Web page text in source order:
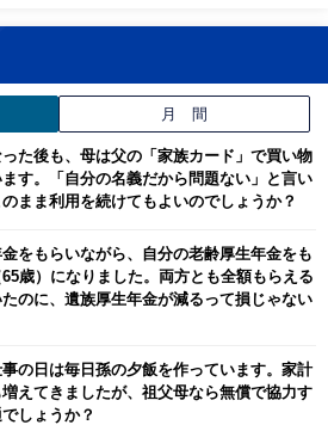
月 間
た後も、母は父の「家族カード」で買い物
す。「自分の名義だから問題ない」と言い
まま利用を続けてもよいのでしょうか？
をもらいながら、自分の老齢厚生年金をも
65歳）になりました。両方とも全額もらえる
たのに、遺族厚生年金が減るって損じゃない
の日は毎日孫の夕飯を作っています。家計
えてきましたが、祖父母なら無償で協力す
しょうか？